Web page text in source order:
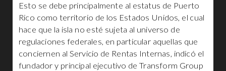
Esto se debe principalmente al estatus de Puerto
Rico como territorio de los Estados Unidos, el cual
hace que la isla no esté sujeta al universo de
regulaciones federales, en particular aquellas que
conciernen al Servicio de Rentas Internas, indicó el
fundador y principal ejecutivo de Transform Group